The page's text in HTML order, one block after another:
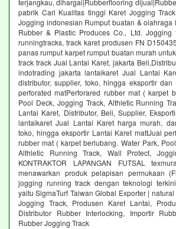
terjangkau, dihargai|Rubberflooring
pabrik Cari Kualitas tinggi Karet Jogging
Jogging indonesian Rumput buatan & olahraga
Rubber & Plastic Produces Co., Ltd. Jogging
runningtracks, track karet produsen FN
panas rumput karpet rumput buatan murah
track track Jual Lantai Karet, jakarta
indotrading jakarta lantaikaret Jual Lantai
distributor, supplier, toko, hingga eksportir dan
perforated matPerforared rubber mat ( karpet
Pool Deck, Jogging Track, Althletic Running
Lantai Karet, Distributor, Beli, Supplier,
lantaikaret Jual Lantai Karet harga murah,
toko, hingga eksportir Lantai Karet mattJual
rubber mat ( karpet berlubang. Water Park,
Althletic Running Track, Wall Protect,
KONTRAKTOR LAPANGAN FUTSAL
menawarkan produk pelapisan permukaan
jogging running track dengan teknologi
yaitu SigmaTurf Taiwan Global Exporter |
Jogging Track, Produsen Karet Lantai,
Distributor Rubber Interlocking, Importir
Rubber Jogging Track